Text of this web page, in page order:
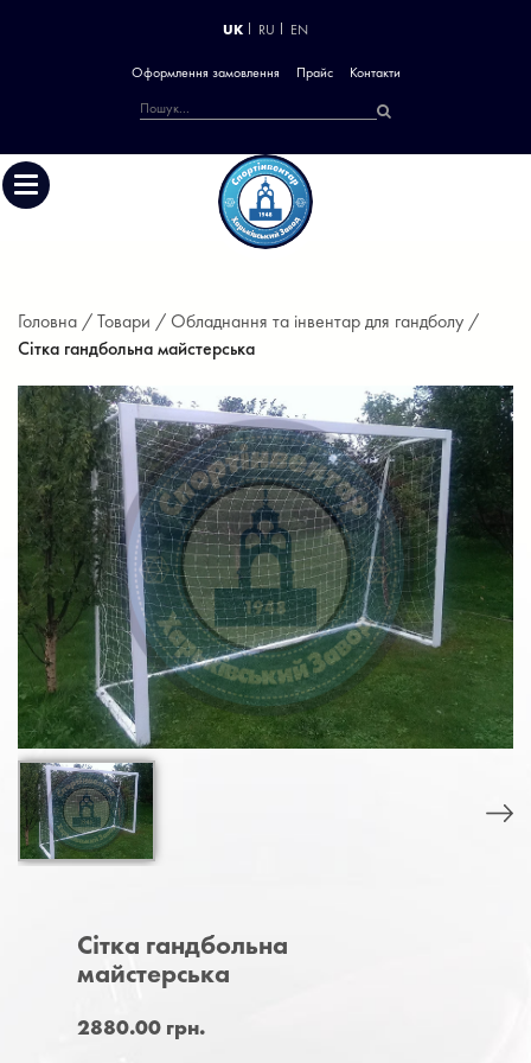
UK RU EN
Оформлення замовлення Прайс Контакти
Головна /Товари /Обладнання та інвентар для гандболу /
Сітка гандбольна майстерська
Сітка гандбольна
майстерська
2880.00 грн.